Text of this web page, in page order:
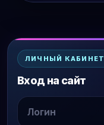
ЛИЧНЫЙ КАБИНЕТ
Вход на сайт